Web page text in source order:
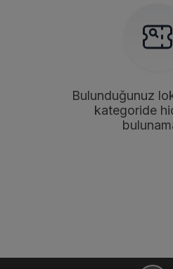
Bulunduğunuz
kategoride